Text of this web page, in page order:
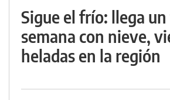
Sigue el frío: llega
semana con nieve,
heladas en la región